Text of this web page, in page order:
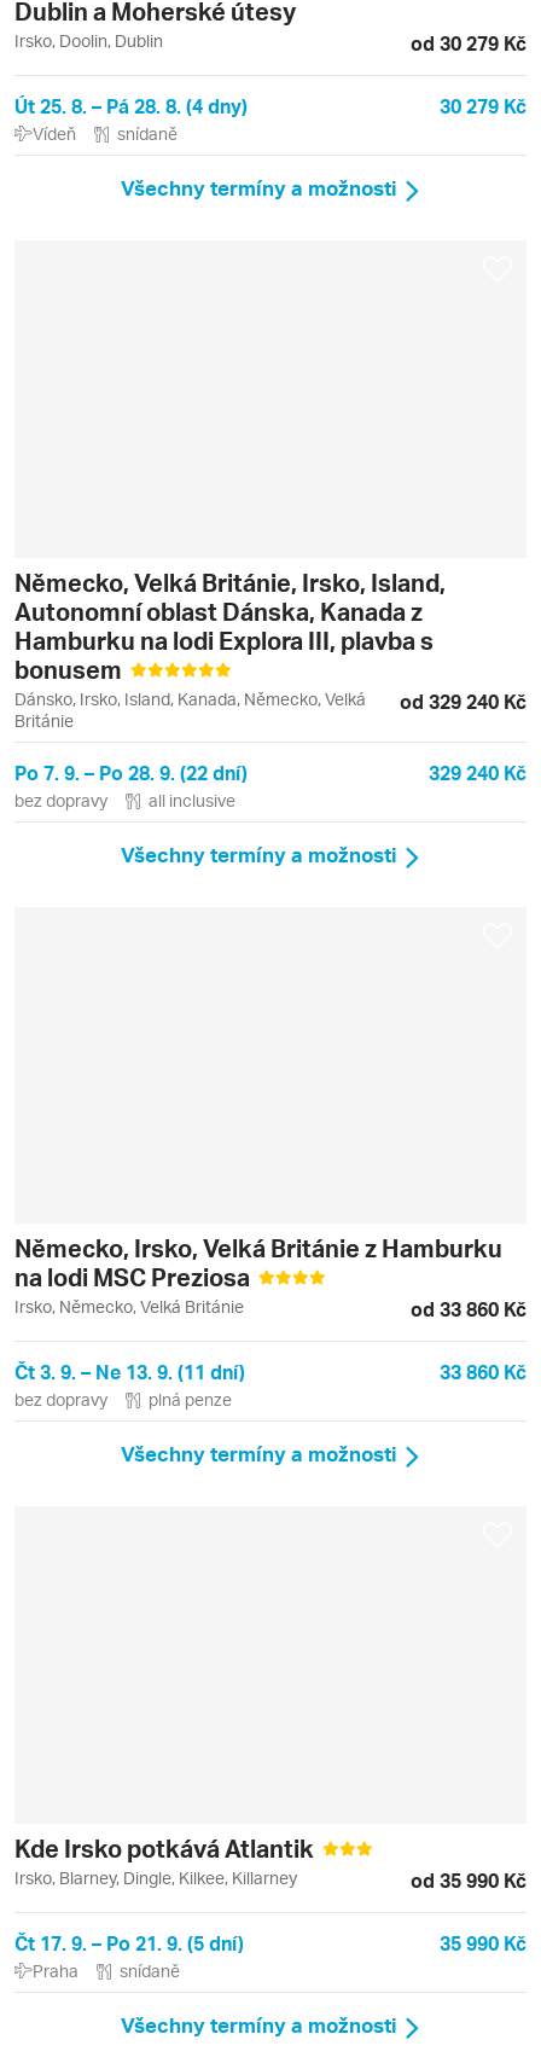
Dublin a Moherské útesy
Irsko, Doolin, Dublin od 30 279 Kč
Út 25. 8. – Pá 28. 8. (4 dny) 30 279 Kč
Vídeň snídaně
Všechny termíny a možnosti
Německo, Velká Británie, Irsko, Island,
Autonomní oblast Dánska, Kanada z
Hamburku na lodi Explora III, plavba s
bonusem
Dánsko, Irsko, Island, Kanada, Německo, Velká
Británie
od 329 240 Kč
Po 7. 9. – Po 28. 9. (22 dní) 329 240 Kč
bez dopravy all inclusive
Všechny termíny a možnosti
Německo, Irsko, Velká Británie z Hamburku
na lodi MSC Preziosa
Irsko, Německo, Velká Británie od 33 860 Kč
Čt 3. 9. – Ne 13. 9. (11 dní) 33 860 Kč
bez dopravy plná penze
Všechny termíny a možnosti
Kde Irsko potkává Atlantik
Irsko, Blarney, Dingle, Kilkee, Killarney od 35 990 Kč
Čt 17. 9. – Po 21. 9. (5 dní) 35 990 Kč
Praha snídaně
Všechny termíny a možnosti